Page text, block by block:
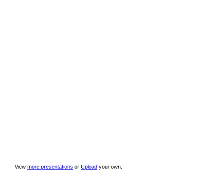
View more presentations or Upload your own.